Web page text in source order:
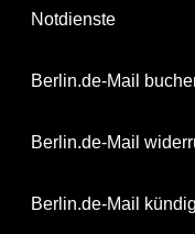
Notdienste
Berlin.de-Mail
Berlin.de-Mail
Berlin.de-Mail